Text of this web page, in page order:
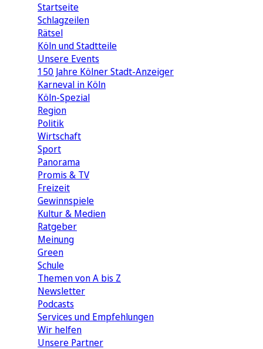
Startseite
Schlagzeilen
Rätsel
Köln und Stadtteile
Unsere Events
150 Jahre Kölner Stadt-Anzeiger
Karneval in Köln
Köln-Spezial
Region
Politik
Wirtschaft
Sport
Panorama
Promis & TV
Freizeit
Gewinnspiele
Kultur & Medien
Ratgeber
Meinung
Green
Schule
Themen von A bis Z
Newsletter
Podcasts
Services und Empfehlungen
Wir helfen
Unsere Partner